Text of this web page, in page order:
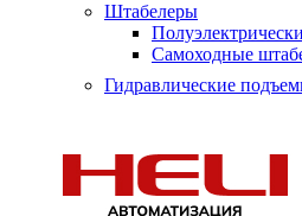
Штабелеры
Самоходные
Гидравлические